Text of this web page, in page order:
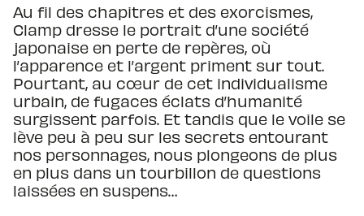
Au fil des chapitres et des exorcismes,
Clamp dresse le portrait d’une société
japonaise en perte de repères, où
l’apparence et l’argent priment sur tout.
Pourtant, au cœur de cet individualisme
urbain, de fugaces éclats d’humanité
surgissent parfois. Et tandis que le voile se
lève peu à peu sur les secrets entourant
nos personnages, nous plongeons de plus
en plus dans un tourbillon de questions
laissées en suspens…